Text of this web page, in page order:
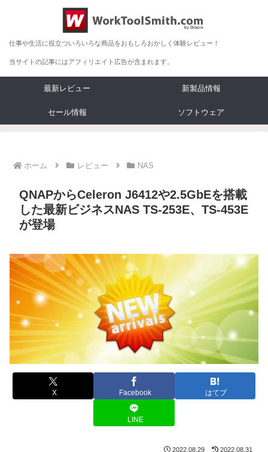
仕事や生活に役立ついろいろな商品をおもしろおかしく体験レビュー！
当サイトの記事にはアフィリエイト広告が含まれます。
最新レビュー 新製品情報
セール情報 ソフトウェア
ホーム レビュー NAS
QNAPからCeleron J6412や2.5GbEを搭載
した最新ビジネスNAS TS-253E、TS-453E
が登場
X Facebook はてブ
LINE
2022.08.29 2022.08.31